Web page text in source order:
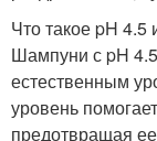
Что такое pH
Шампуни с pH
естественным
уровень
предотвращая